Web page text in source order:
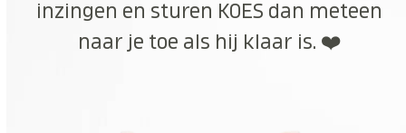
inzingen en sturen KOES dan meteen
naar je toe als hij klaar is. ❤️